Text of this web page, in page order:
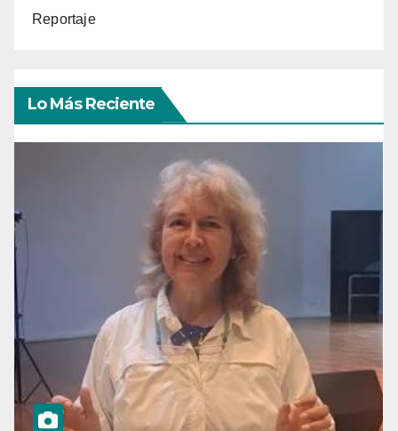
Reportaje
Lo Más Reciente